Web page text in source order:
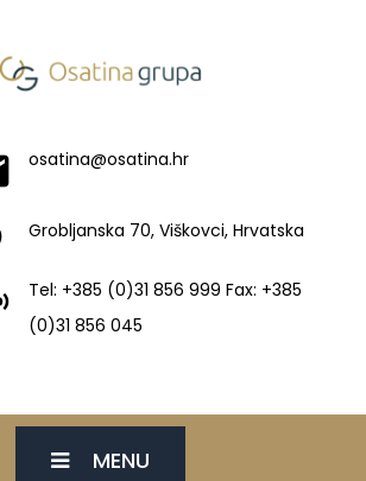
osatina@osatina.hr
Grobljanska 70, Viškovci, Hrvatska
Tel: +385 (0)31 856 999 Fax: +385
(0)31 856 045
MENU